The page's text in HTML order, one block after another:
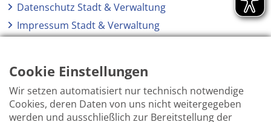
Datenschutz Stadt & Verwaltung
Impressum Stadt & Verwaltung
Cookie Einstellungen
Wir setzen automatisiert nur technisch notwendige
Cookies, deren Daten von uns nicht weitergegeben
werden und ausschließlich zur Bereitstellung der